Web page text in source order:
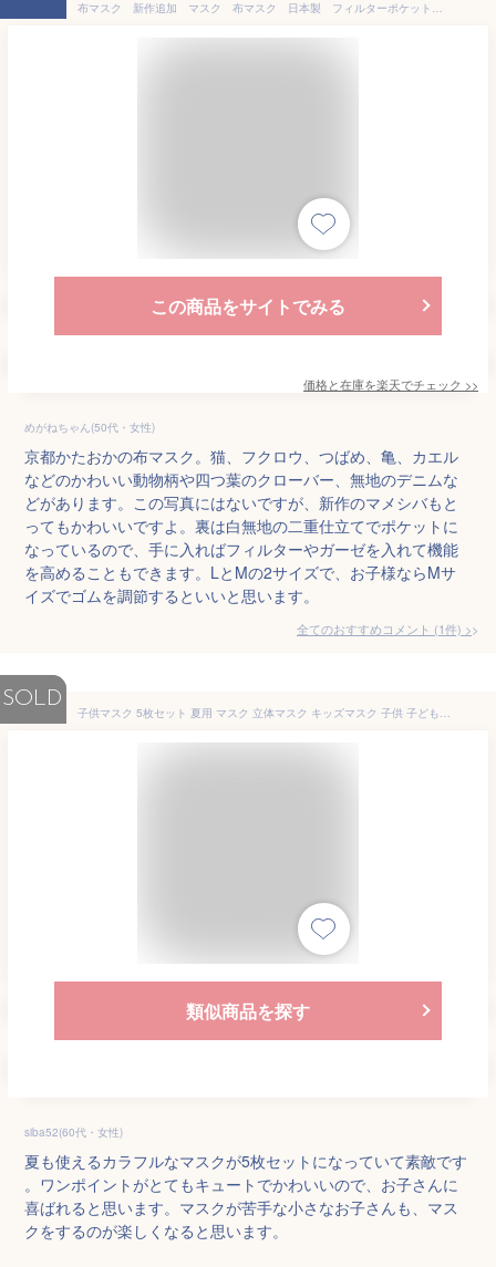
布マスク 新作追加 マスク 布マスク 日本製 フィルターポケット付 洗えるマスク デニム 四つ葉 豆しば 柴犬 ふくろう 和柄 動物柄 柄 大人 子供 かわいい フィルター ポケット付き ねこ WABISUKE 京都かたおか 京都
この商品をサイトでみる
価格と在庫を楽天でチェック >>
めがねちゃん(50代・女性)
京都かたおかの布マスク。猫、フクロウ、つばめ、亀、カエル
などのかわいい動物柄や四つ葉のクローバー、無地のデニムな
どがあります。この写真にはないですが、新作のマメシバもと
ってもかわいいですよ。裏は白無地の二重仕立てでポケットに
なっているので、手に入ればフィルターやガーゼを入れて機能
を高めることもできます。LとMの2サイズで、お子様ならMサ
イズでゴムを調節するといいと思います。
全てのおすすめコメント (1件) >
SOLD
子供マスク 5枚セット 夏用 マスク 立体マスク キッズマスク 子供 子ども 洗える 男の子 女の子 花粉対策 ウィルス 風邪 予防 通園 通学 春夏 プリント 可愛い 立体 伸縮性 柔らかい 送料無料
類似商品を探す
siba52(60代・女性)
夏も使えるカラフルなマスクが5枚セットになっていて素敵です
。ワンポイントがとてもキュートでかわいいので、お子さんに
喜ばれると思います。マスクが苦手な小さなお子さんも、マス
クをするのが楽しくなると思います。